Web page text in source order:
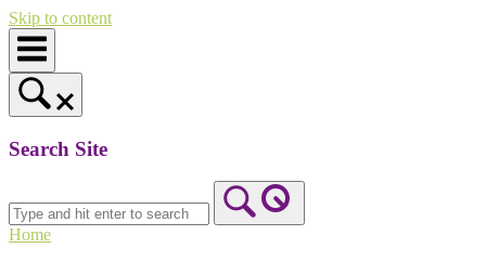
Skip to content
Search Site
Home